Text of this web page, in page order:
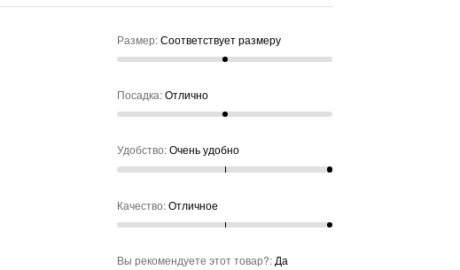
Среднее
Размер:Соответствует размеру
Посадка:Отлично
Удобство:Очень удобно
Качество:Отличное
Вы рекомендуете этот товар?: Да